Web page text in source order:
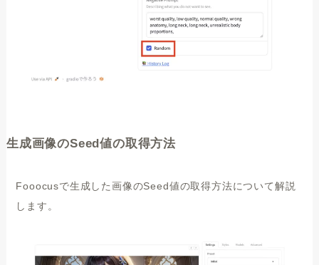
生成画像のSeed値の取得方法
Fooocusで生成した画像のSeed値の取得方法について解説
します。